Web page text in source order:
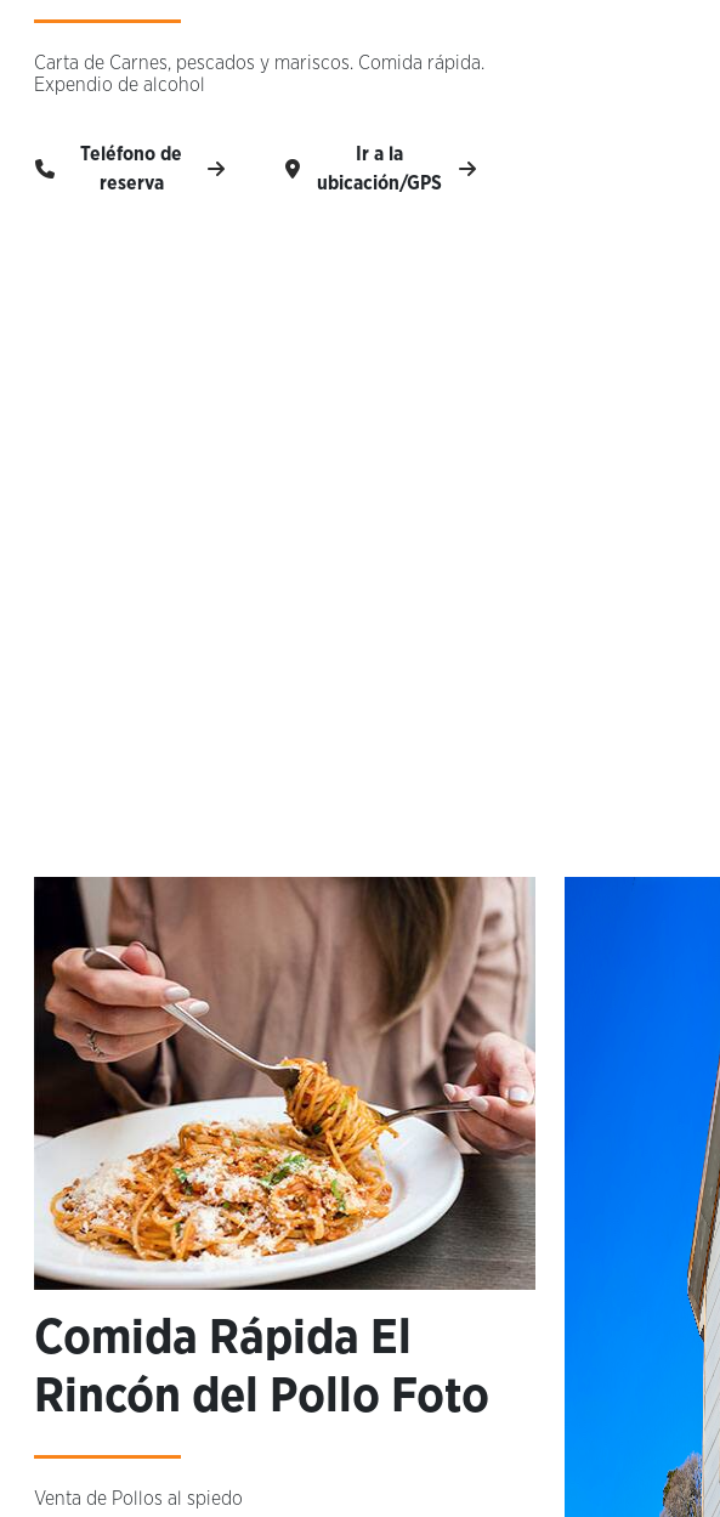
Carta de Carnes, pescados y mariscos. Comida rápida.
Expendio de alcohol
Teléfono de
reserva
Ir a la
ubicación/GPS
Comida Rápida El
Rincón del Pollo Foto
Venta de Pollos al spiedo